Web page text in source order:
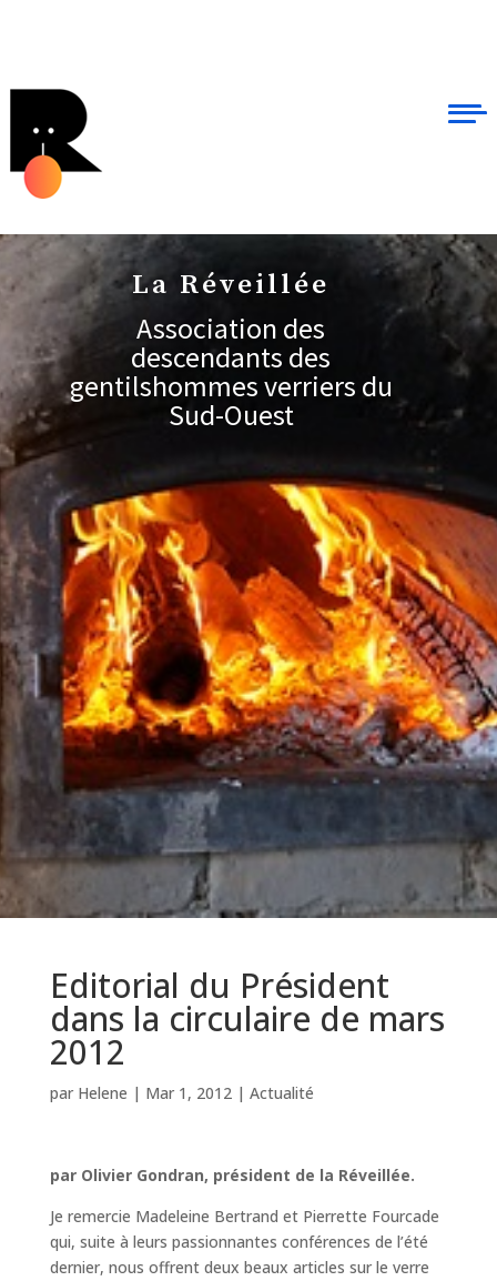
La Réveillée
Association des
descendants des
gentilshommes verriers du
Sud-Ouest
Editorial du Président
dans la circulaire de mars
2012
par Helene | Mar 1, 2012| Actualité
par Olivier Gondran, président de la Réveillée.
Je remercie Madeleine Bertrand et Pierrette Fourcade
qui, suite à leurs passionnantes conférences de l’été
dernier, nous offrent deux beaux articles sur le verre